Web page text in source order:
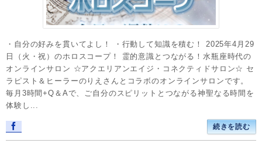
・自分の好みを貫いてよし！ ・行動して知識を積む！ 2025年4月29
日（火・祝）のホロスコープ！ 霊的意識とつながる！水瓶座時代の
オンラインサロン ☆アクエリアンエイジ・コネクティドサロン☆ セ
ラピスト＆ヒーラーのりえさんとコラボのオンラインサロンです。
毎月3時間+Q＆Aで、ご自分のスピリットとつながる神聖なる時間を
体験し...
続きを読む